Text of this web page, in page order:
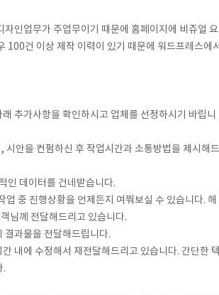
인업무가 주업무이기 때문에 홈페이지에 비쥬얼 요
100건 이상 제작 이력이 있기 때문에 워드프레스에
추가사항을 확인하시고 업체를 선정하시기 바립니
안을 컨펌하신 후 작업시간과 소통방법을 제시해드
인 데이터를 건네받습니다.
중 진행상황을 언제든지 여쭤보실 수 있습니다. 해
님께 전달해드리고 있습니다.
결과물을 전달해드립니다.
내에 수정해서 재전달해드리고 있습니다. 간단한
.